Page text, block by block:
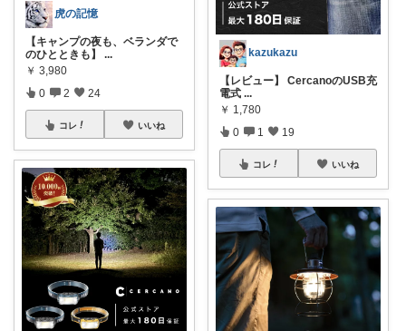
虎の記憶
【キャンプの夜も、ベランダで
のひとときも】
...
￥ 3,980
0 2 24
コレ いいね
kazukazu
【レビュー】 CercanoのUSB充
電式 ...
￥ 1,780
0 1 19
コレ いいね